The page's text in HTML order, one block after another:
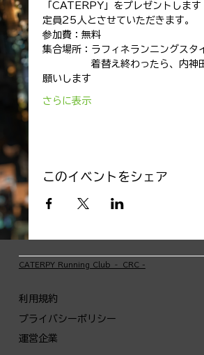
「CATERPY」をプレゼントします
定員25人とさせていただきます。
参加費：無料
集合場所：ラフィネランニングスタ
着替え終わったら、内神田
願いします
さらに表示
このイベントをシェア
​CATERPY Running Club ‐ CRC -
利用規約
プライバシーポリシー
運営企業